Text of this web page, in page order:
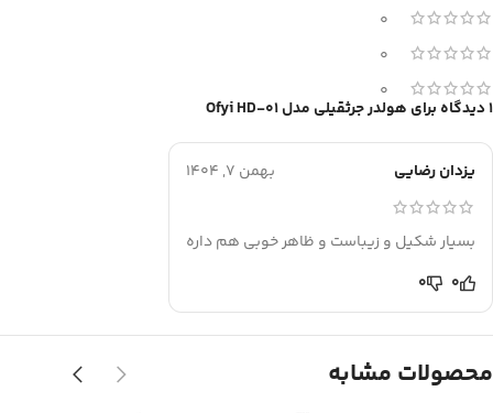
0
0
0
1 دیدگاه برای هولدر جرثقیلی مدل Ofyi HD-01
یزدان رضایی بهمن 7, 1404
بسیار شکیل و زیباست و ظاهر خوبی هم داره
0
0
محصولات مشابه